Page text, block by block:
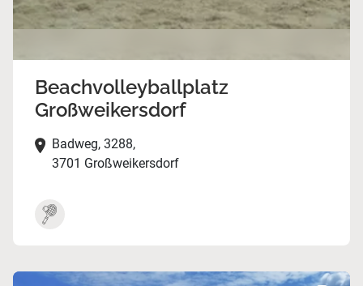
Beachvolleyballplatz
Großweikersdorf
Badweg, 3288,
3701 Großweikersdorf